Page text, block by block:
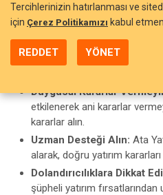
Küçük Başlayın:İlk başta
yaparak deneyim kazanın.
Öğrenmeye Devam Edin:
değişiyor. Yeni bilgiler
Duygusal Kararlar
etkilenerek ani kararlar
kararlar alın.
Uzman Desteği Alın: Ata
alarak, doğru yatırım
Dolandırıcılıklara Dikkat
şüpheli yatırım fırsatlarından
Tercihlerinizin hatırlanması ve
için Çerez Politikamızı kabul
REDDET YÖNET